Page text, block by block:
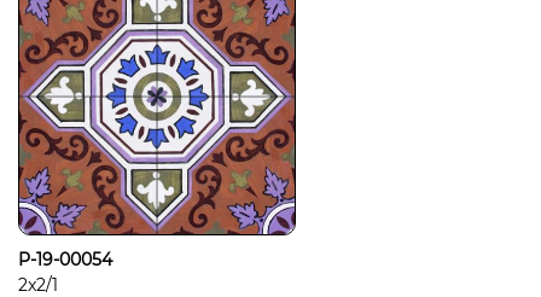
P-19-00054
2x2/1